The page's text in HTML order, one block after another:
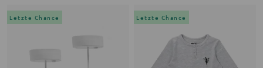
Letzte Chance Letzte Chance